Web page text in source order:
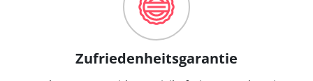
Zufriedenheitsgarantie